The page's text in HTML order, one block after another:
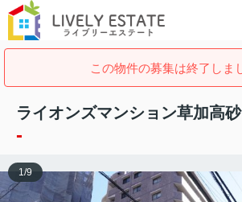
この物件の募集は終了しま
ライオンズマンション草加高砂
-
1/9